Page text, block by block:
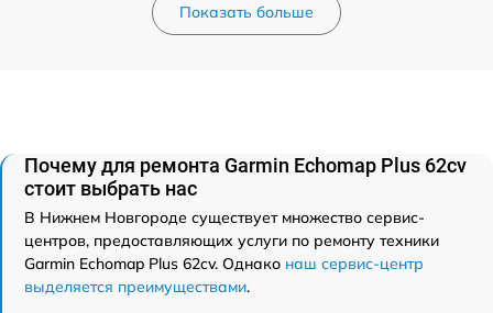
Показать больше
Почему для ремонта Garmin Echomap Plus 62cv
стоит выбрать нас
В Нижнем Новгороде существует множество сервис-
центров, предоставляющих услуги по ремонту техники
Garmin Echomap Plus 62cv. Однако наш сервис-центр
выделяется преимуществами.